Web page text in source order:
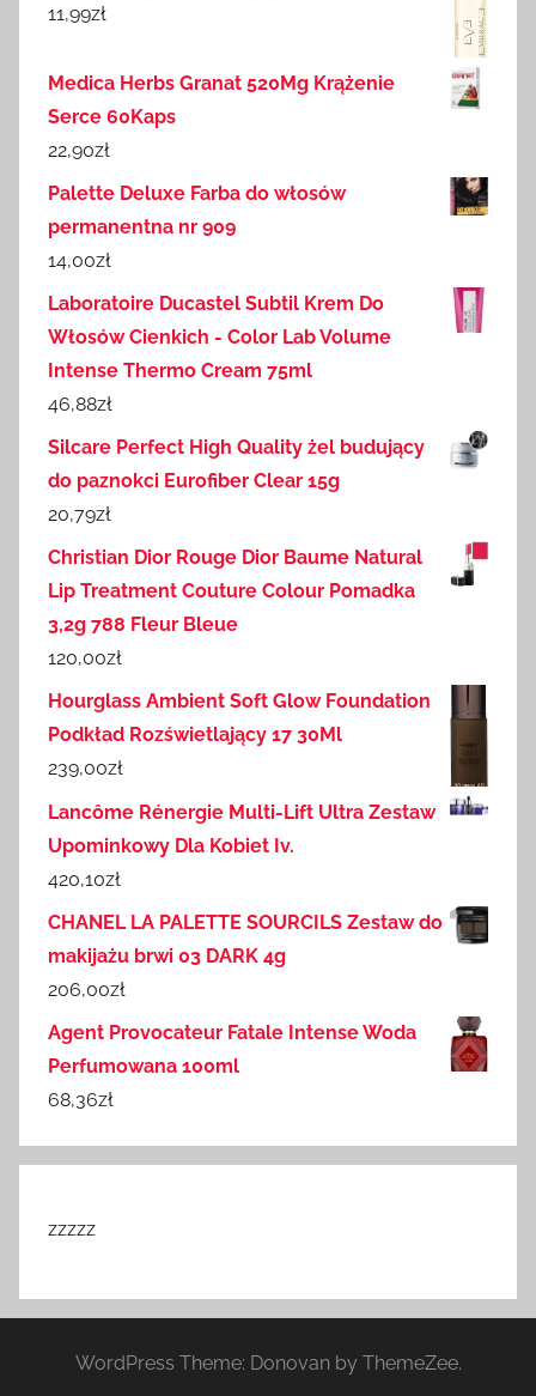
11,99zł
Medica Herbs Granat 520Mg Krążenie
Serce 60Kaps
22,90zł
Palette Deluxe Farba do włosów
permanentna nr 909
14,00zł
Laboratoire Ducastel Subtil Krem Do
Włosów Cienkich - Color Lab Volume
Intense Thermo Cream 75ml
46,88zł
Silcare Perfect High Quality żel budujący
do paznokci Eurofiber Clear 15g
20,79zł
Christian Dior Rouge Dior Baume Natural
Lip Treatment Couture Colour Pomadka
3,2g 788 Fleur Bleue
120,00zł
Hourglass Ambient Soft Glow Foundation
Podkład Rozświetlający 17 30Ml
239,00zł
Lancôme Rénergie Multi-Lift Ultra Zestaw
Upominkowy Dla Kobiet Iv.
420,10zł
CHANEL LA PALETTE SOURCILS Zestaw do
makijażu brwi 03 DARK 4g
206,00zł
Agent Provocateur Fatale Intense Woda
Perfumowana 100ml
68,36zł
zzzzz
WordPress Theme: Donovan by ThemeZee.